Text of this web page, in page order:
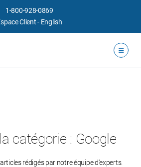
1-800-928-0869
Client- English
catégorie : Google
rédigés par notre équipe d'experts.